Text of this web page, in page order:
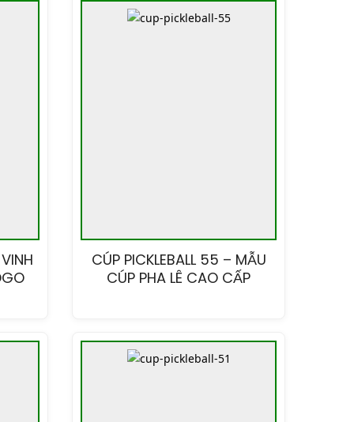
CÚP PICKLEBALL 55 – MẪU
CÚP PHA LÊ CAO CẤP